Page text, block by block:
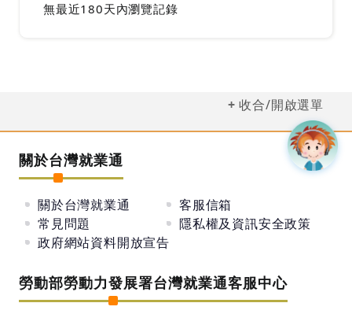
無最近180天內瀏覽記錄
收合/開啟選單
關於台灣就業通
關於台灣就業通
客服信箱
常見問題
隱私權及資訊安全政策
政府網站資料開放宣告
勞動部勞動力發展署台灣就業通客服中心